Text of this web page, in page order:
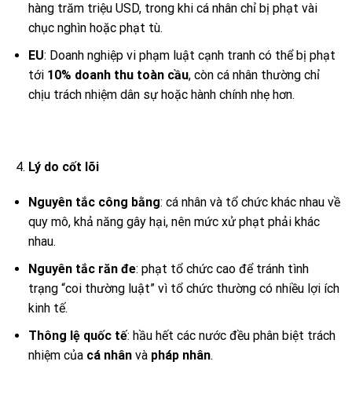
hàng trăm triệu USD, trong khi cá nhân chỉ bị phạt vài
chục nghìn hoặc phạt tù.
EU: Doanh nghiệp vi phạm luật cạnh tranh có thể bị phạt
tới 10% doanh thu toàn cầu, còn cá nhân thường chỉ
chịu trách nhiệm dân sự hoặc hành chính nhẹ hơn.
Lý do cốt lõi
Nguyên tắc công bằng: cá nhân và tổ chức khác nhau về
quy mô, khả năng gây hại, nên mức xử phạt phải khác
nhau.
Nguyên tắc răn đe: phạt tổ chức cao để tránh tình
trạng “coi thường luật” vì tổ chức thường có nhiều lợi ích
kinh tế.
Thông lệ quốc tế: hầu hết các nước đều phân biệt trách
nhiệm của cá nhânvà pháp nhân.